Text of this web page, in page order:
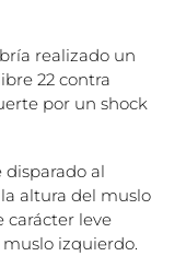
realizado un
22 contra
por un shock
disparado al
altura del muslo
carácter leve
izquierdo.